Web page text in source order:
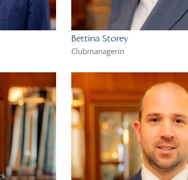
Bettina Storey
Clubmanagerin